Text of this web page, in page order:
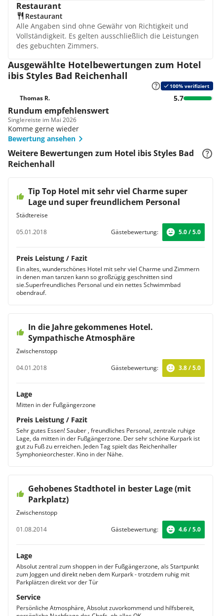
Restaurant
Restaurant
Alle Angaben sind ohne Gewähr von Richtigkeit und
Vollständigkeit. Es gelten ausschließlich die Leistungen
des gebuchten Zimmers.
Ausgewählte Hotelbewertungen zum Hotel
ibis Styles Bad Reichenhall
100% verifiziert
Thomas R. 5.7
Rundum empfehlenswert
Singlereiste im Mai 2026
Komme gerne wieder
Bewertung ansehen
Weitere Bewertungen zum Hotel ibis Styles Bad
Reichenhall
Tip Top Hotel mit sehr viel Charme super
Lage und super freundlichem Personal
Städtereise
05.01.2018
Gästebewertung: 5.0 / 5.0
Preis Leistung / Fazit
Ein altes, wunderschönes Hotel mit sehr viel Charme und Zimmern
in denen man tanzen kann so großzügig geschnitten sind
sie.Superfreundliches Personal und ein nettes Schwimmbad
obendrauf.
In die Jahre gekommenes Hotel.
Sympathische Atmosphäre
Zwischenstopp
04.01.2018
Gästebewertung: 3.8 / 5.0
Lage
Mitten in der Fußgängerzone
Preis Leistung / Fazit
Sehr gutes Essen! Sauber , freundliches Personal, zentrale ruhige
Lage, da mitten in der Fußgängerzone. Der sehr schöne Kurpark ist
gut zu Fuß zu erreichen. Jeden Tag spielt das Reichenhaller
Symphonieorchester. Kino in der Nähe.
Gehobenes Stadthotel in bester Lage (mit
Parkplatz)
Zwischenstopp
01.08.2014
Gästebewertung: 4.6 / 5.0
Lage
Absolut zentral zum shoppen in der Fußgängerzone, als Startpunkt
zum Joggen und direkt neben dem Kurpark - trotzdem ruhig mit
Parkplätzen direkt vor der Tür
Service
Persönliche Atmosphäre, Absolut zuvorkommend und hilfsbereit,